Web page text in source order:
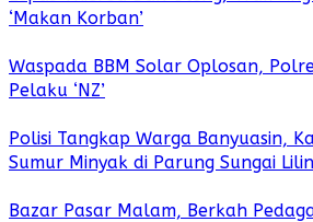
‘Makan Korban’
Waspada BBM Solar Oplosan,
Pelaku ‘NZ’
Polisi Tangkap Warga Banyuasin,
Sumur Minyak di Parung Sungai Lilin
Bazar Pasar Malam, Berkah